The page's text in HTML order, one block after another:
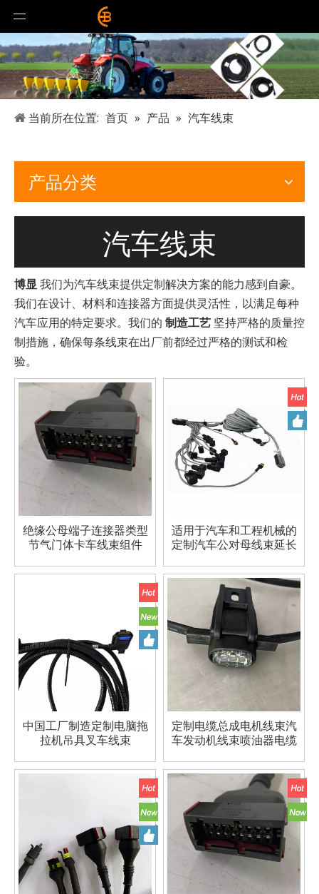
当前所在位置: 首页 » 产品 » 汽车线束
产品分类
汽车线束
博显我们为汽车线束提供定制解决方案的能力感到自豪。
我们在设计、材料和连接器方面提供灵活性，以满足每种
汽车应用的特定要求。我们的 制造工艺 坚持严格的质量控
制措施，确保每条线束在出厂前都经过严格的测试和检
验。
绝缘公母端子连接器类型
节​​气门体卡车线束组件
适用于汽车和工程机械的
定制汽车公对母线束延长
中国工厂制造定制电脑拖
拉机吊具叉车线束
定制电缆总成电机线束汽
车发动机线束喷油器电缆